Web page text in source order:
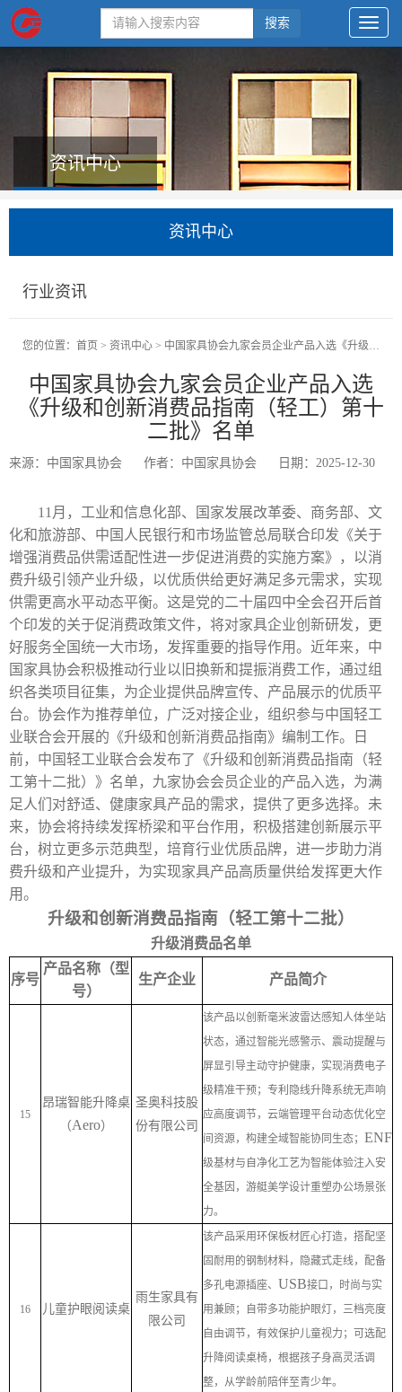
搜索
资讯中心
资讯中心
行业资讯
您的位置： 首页 > 资讯中心 > 中国家具协会九家会员企业产品入选《升级和创新消费品指南（轻工）第十二批》名单
中国家具协会九家会员企业产品入选
《升级和创新消费品指南（轻工）第十
二批》名单
来源：中国家具协会 作者：中国家具协会 日期：2025-12-30
11月，工业和信息化部、国家发展改革委、商务部、文
化和旅游部、中国人民银行和市场监管总局联合印发《关于
增强消费品供需适配性进一步促进消费的实施方案》，以消
费升级引领产业升级，以优质供给更好满足多元需求，实现
供需更高水平动态平衡。这是党的二十届四中全会召开后首
个印发的关于促消费政策文件，将对家具企业创新研发，更
好服务全国统一大市场，发挥重要的指导作用。近年来，中
国家具协会积极推动行业以旧换新和提振消费工作，通过组
织各类项目征集，为企业提供品牌宣传、产品展示的优质平
台。协会作为推荐单位，广泛对接企业，组织参与中国轻工
业联合会开展的《升级和创新消费品指南》编制工作。日
前，中国轻工业联合会发布了《升级和创新消费品指南（轻
工第十二批）》名单，九家协会会员企业的产品入选，为满
足人们对舒适、健康家具产品的需求，提供了更多选择。未
来，协会将持续发挥桥梁和平台作用，积极搭建创新展示平
台，树立更多示范典型，培育行业优质品牌，进一步助力消
费升级和产业提升，为实现家具产品高质量供给发挥更大作
用。
升级和创新消费品指南（轻工第十二批）
升级消费品名单
序号
产品名称（型
号）
生产企业 产品简介
15
昂瑞智能升降桌
（Aero）
圣奥科技股
份有限公司
该产品以创新毫米波雷达感知人体坐站
状态，通过智能光感警示、震动提醒与
屏显引导主动守护健康，实现消费电子
级精准干预；专利隐线升降系统无声响
应高度调节，云端管理平台动态优化空
间资源，构建全域智能协同生态； ENF
级基材与自净化工艺为智能体验注入安
全基因，游艇美学设计重塑办公场景张
力。
16 儿童护眼阅读桌
雨生家具有
限公司
该产品采用环保板材匠心打造，搭配坚
固耐用的钢制材料，隐藏式走线，配备
多孔电源插座、 USB接口，时尚与实
用兼顾；自带多功能护眼灯，三档亮度
自由调节，有效保护儿童视力；可选配
升降阅读桌椅，根据孩子身高灵活调
整，从学龄前陪伴至青少年。